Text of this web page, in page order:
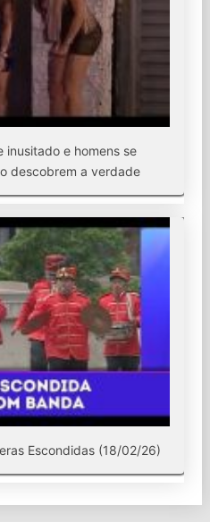
inusitado e homens se
descobrem a verdade
Escondidas (18/02/26)